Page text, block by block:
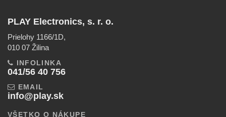
PLAY Electronics, s. r. o.
Prielohy 1166/1D,
010 07 Žilina
INFOLINKA
041/56 40 756
EMAIL
info@play.sk
VŠETKO O NÁKUPE